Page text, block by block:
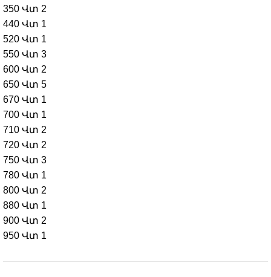
350 Վտ 2
440 Վտ 1
520 Վտ 1
550 Վտ 3
600 Վտ 2
650 Վտ 5
670 Վտ 1
700 Վտ 1
710 Վտ 2
720 Վտ 2
750 Վտ 3
780 Վտ 1
800 Վտ 2
880 Վտ 1
900 Վտ 2
950 Վտ 1